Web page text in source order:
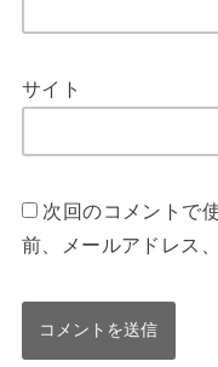
サイト
次回のコメントで
前、メールアドレス